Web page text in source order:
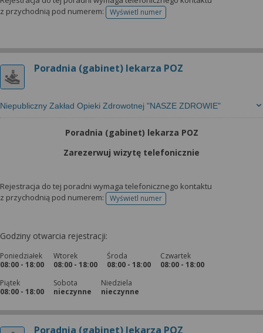
z przychodnią pod numerem:
Wyświetl numertelefonu do rejestracji
Poradnia (gabinet) lekarza POZ
Niepubliczny Zakład Opieki Zdrowotnej "NASZE ZDROWIE"
Poradnia (gabinet) lekarza POZ
Zarezerwuj wizytę telefonicznie
Rejestracja do tej poradni wymaga telefonicznego kontaktu
z przychodnią pod numerem:
Wyświetl numertelefonu do rejestracji
Godziny otwarcia rejestracji:
Poniedziałek
08:00 - 18:00
Wtorek
08:00 - 18:00
Środa
08:00 - 18:00
Czwartek
08:00 - 18:00
Piątek
08:00 - 18:00
Sobota
nieczynne
Niedziela
nieczynne
Poradnia (gabinet) lekarza POZ